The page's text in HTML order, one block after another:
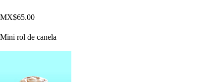
MX$65.00
Mini rol de canela